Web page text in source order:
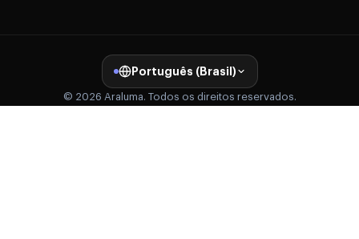
Português (Brasil)
© 2026 Araluma. Todos os direitos reservados.